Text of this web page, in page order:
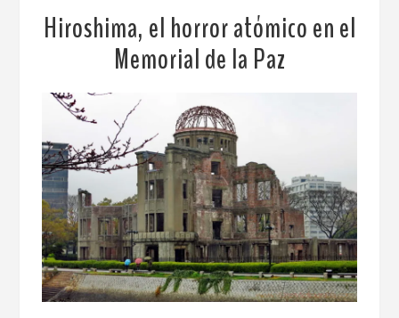
Hiroshima, el horror atómico en el
Memorial de la Paz